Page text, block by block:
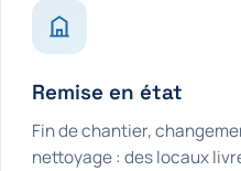
Remise en état
Fin de chantier,
nettoyage : des locaux